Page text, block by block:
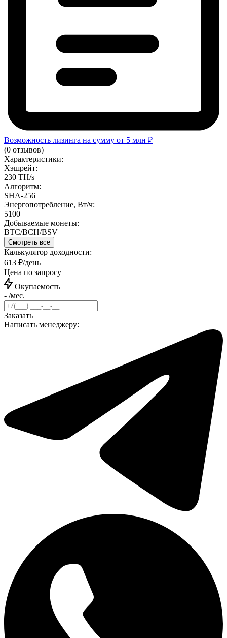
Возможность лизинга на сумму от 5 млн ₽
(0 отзывов)
Характеристики:
Хэшрейт:
230 TH/s
Алгоритм:
SHA-256
Энергопотребление, Вт/ч:
5100
Добываемые монеты:
BTC/BCH/BSV
Смотреть все
Калькулятор доходности:
613 ₽/день
Цена по запросу
Окупаемость
- /мес.
Заказать
Написать менеджеру: